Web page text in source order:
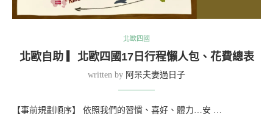
北歐四國
北歐自助 ▎北歐四國17日行程懶人包、花費總表
written by 阿呆夫妻過日子
【事前規劃順序】 依照我們的習慣、喜好、體力…安 …